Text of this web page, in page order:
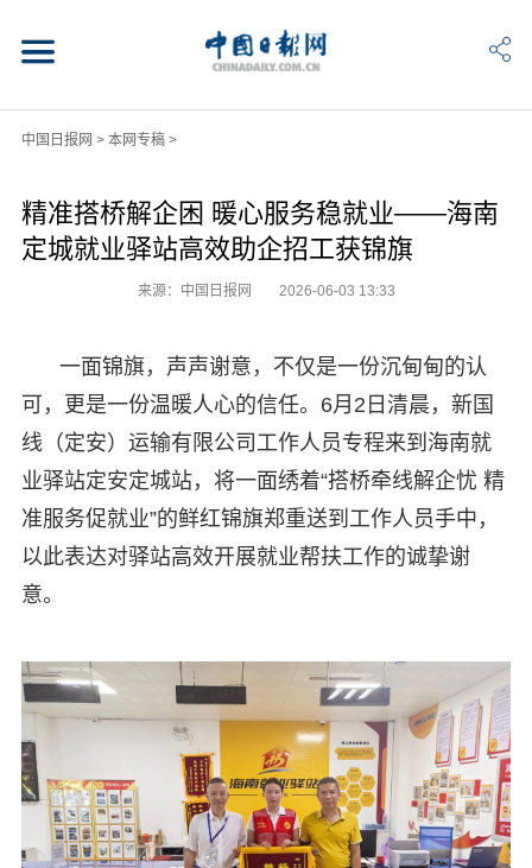
中国日报网 > 本网专稿>
精准搭桥解企困 暖心服务稳就业——海南
定城就业驿站高效助企招工获锦旗
来源：中国日报网 2026-06-03 13:33
一面锦旗，声声谢意，不仅是一份沉甸甸的认
可，更是一份温暖人心的信任。6月2日清晨，新国
线（定安）运输有限公司工作人员专程来到海南就
业驿站定安定城站，将一面绣着“搭桥牵线解企忧 精
准服务促就业”的鲜红锦旗郑重送到工作人员手中，
以此表达对驿站高效开展就业帮扶工作的诚挚谢
意。